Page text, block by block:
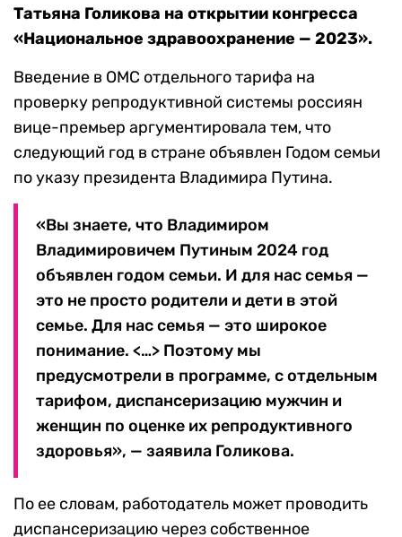
Татьяна Голикова на открытии конгресса
«Национальное здравоохранение — 2023».
Введение в ОМС отдельного тарифа на
проверку репродуктивной системы россиян
вице-премьер аргументировала тем, что
следующий год в стране объявлен Годом семьи
по указу президента Владимира Путина.
«Вы знаете, что Владимиром
Владимировичем Путиным 2024 год
объявлен годом семьи. И для нас семья —
это не просто родители и дети в этой
семье. Для нас семья — это широкое
понимание. <…> Поэтому мы
предусмотрели в программе, с отдельным
тарифом, диспансеризацию мужчин и
женщин по оценке их репродуктивного
здоровья», — заявила Голикова.
По ее словам, работодатель может проводить
диспансеризацию через собственное